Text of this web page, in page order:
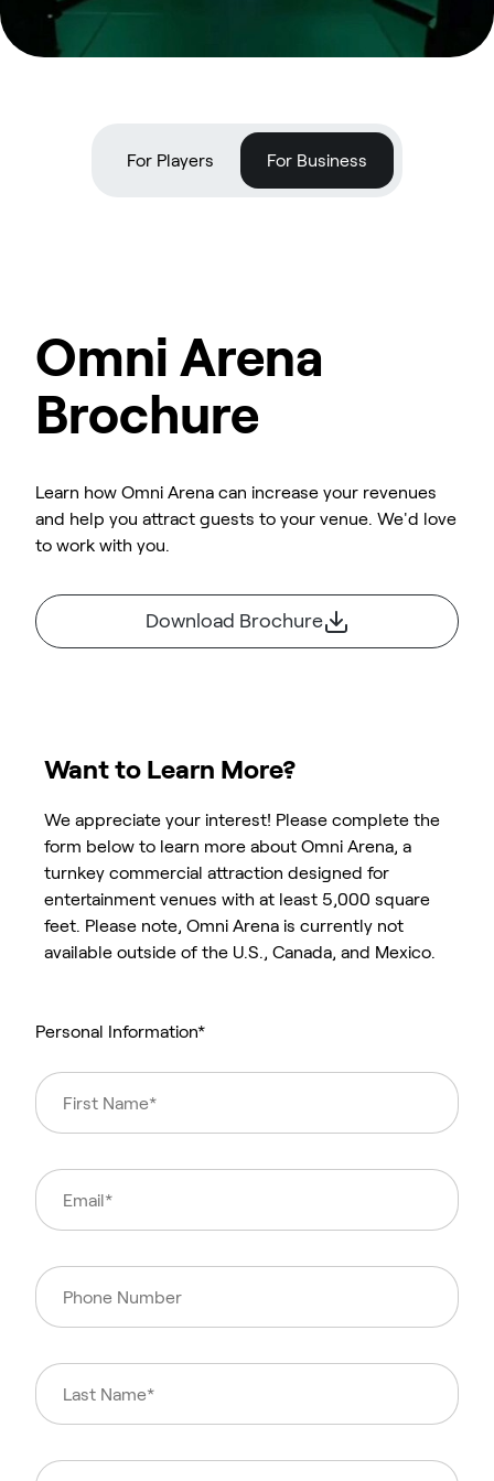
For Players For Business
Omni Arena
Brochure
Learn how Omni Arena can increase your revenues
and help you attract guests to your venue. We'd love
to work with you.
Download Brochure
Want to Learn More?
We appreciate your interest! Please complete the
form below to learn more about Omni Arena, a
turnkey commercial attraction designed for
entertainment venues with at least 5,000 square
feet. Please note, Omni Arena is currently not
available outside of the U.S., Canada, and Mexico.
Personal Information*